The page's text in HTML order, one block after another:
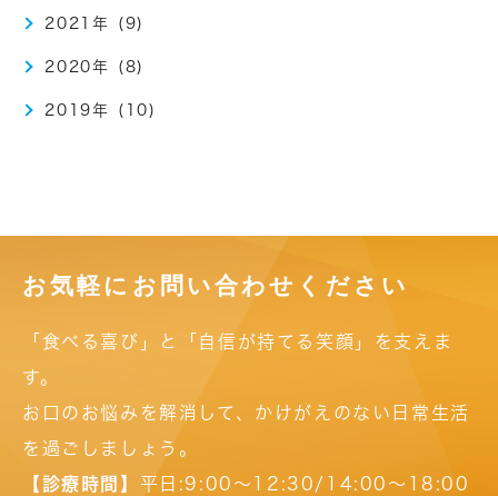
2021年 (9)
2020年 (8)
2019年 (10)
お気軽にお問い合わせください
「食べる喜び」と「自信が持てる笑顔」を支えま
す。
お口のお悩みを解消して、かけがえのない日常生活
を過ごしましょう。
【診療時間】 平日:9:00～12:30/14:00～18:00